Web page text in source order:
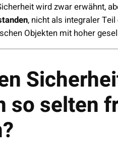
wird zwar erwähnt,
, nicht als integraler
Objekten mit hoher
so selten